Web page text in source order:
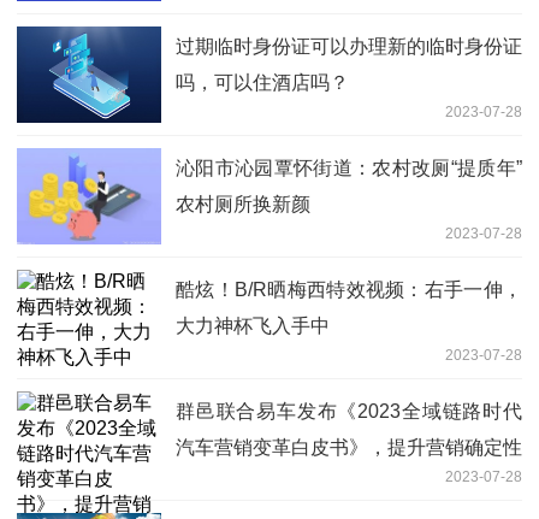
过期临时身份证可以办理新的临时身份证
吗，可以住酒店吗？
2023-07-28
沁阳市沁园覃怀街道：农村改厕“提质年”
农村厕所换新颜
2023-07-28
酷炫！B/R晒梅西特效视频：右手一伸，
大力神杯飞入手中
2023-07-28
群邑联合易车发布《2023全域链路时代
汽车营销变革白皮书》，提升营销确定性
2023-07-28